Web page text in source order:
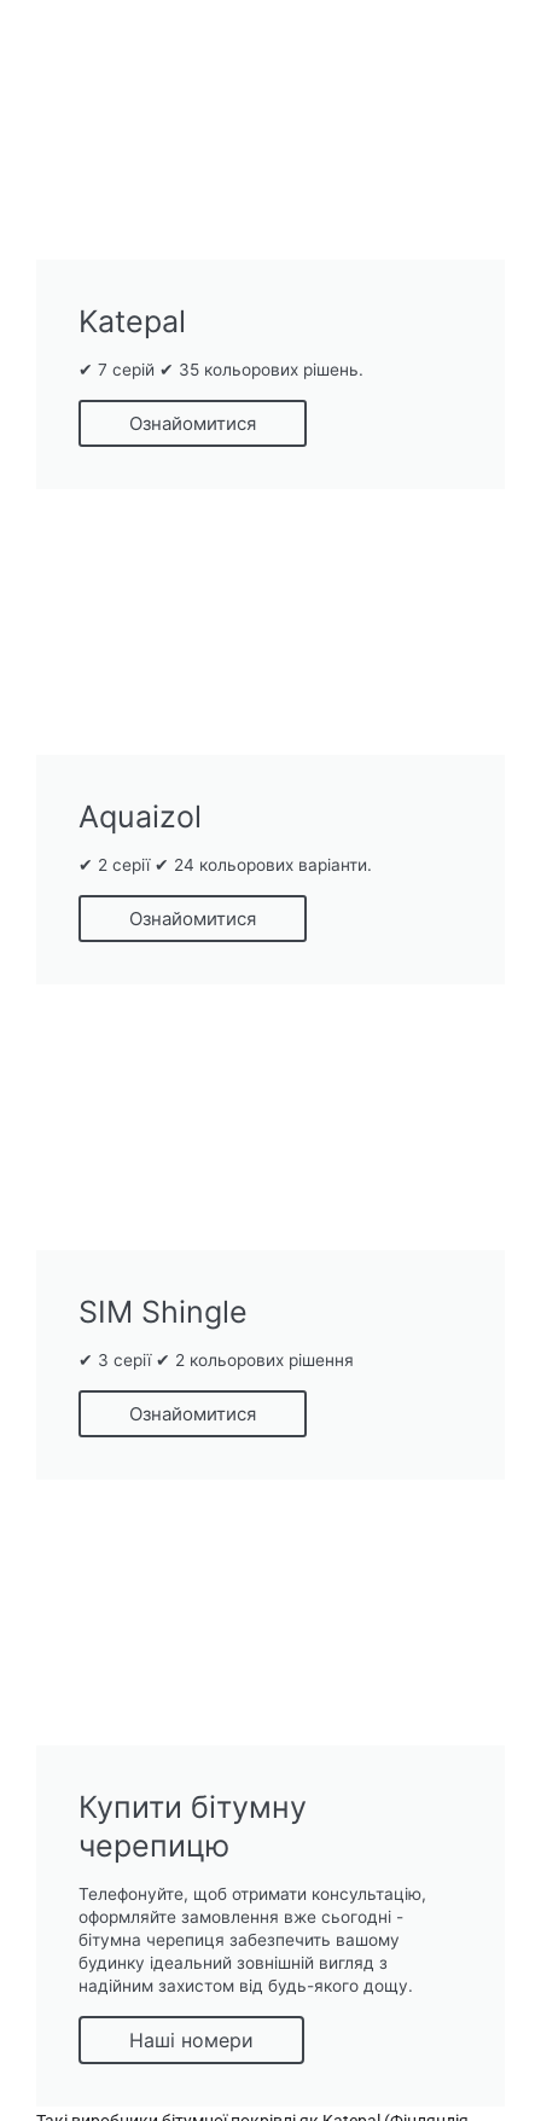
Katepal
✔ 7 серій ✔ 35 кольорових рішень.
Ознайомитися
Aquaizol
✔ 2 серії ✔ 24 кольорових варіанти.
Ознайомитися
SIM Shingle
✔ 3 серії ✔ 2 кольорових рішення
Ознайомитися
Купити бітумну
черепицю
Телефонуйте, щоб отримати консультацію,
оформляйте замовлення вже сьогодні -
бітумна черепиця забезпечить вашому
будинку ідеальний зовнішній вигляд з
надійним захистом від будь-якого дощу.
Наші номери